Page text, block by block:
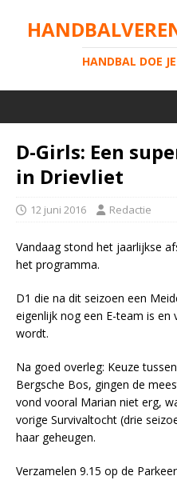
HANDBAL DOE
D-Girls: Een
in Drievliet
12 juni 2016 Redactie
Vandaag stond het jaarlijkse
het programma.
D1 die na dit seizoen een
eigenlijk nog een E-team is
wordt.
Na goed overleg: Keuze
Bergsche Bos, gingen de
vond vooral Marian niet erg,
vorige Survivaltocht (drie
haar geheugen.
Verzamelen 9.15 op de